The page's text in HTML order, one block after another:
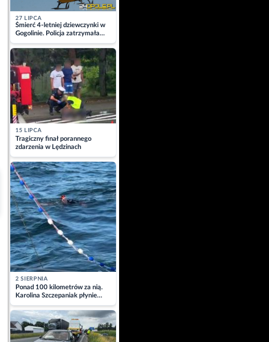
27 LIPCA
Śmierć 4-letniej dziewczynki w
Gogolinie. Policja zatrzymała
matkę
15 LIPCA
Tragiczny finał porannego
zdarzenia w Lędzinach
2 SIERPNIA
Ponad 100 kilometrów za nią.
Karolina Szczepaniak płynie
przez Bałtyk dla Piotra.
Aktualizacja